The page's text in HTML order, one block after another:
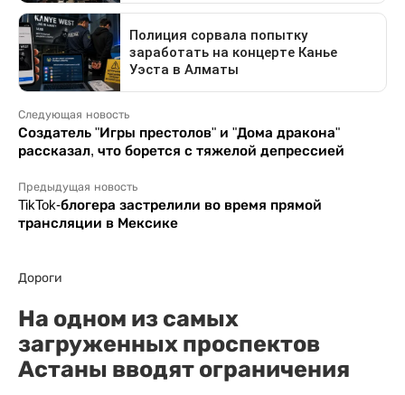
Следующая новость
Создатель "Игры престолов" и "Дома дракона"
рассказал, что борется с тяжелой депрессией
Предыдущая новость
TikTok-блогера застрелили во время прямой
трансляции в Мексике
Дороги
На одном из самых
загруженных проспектов
Астаны вводят ограничения